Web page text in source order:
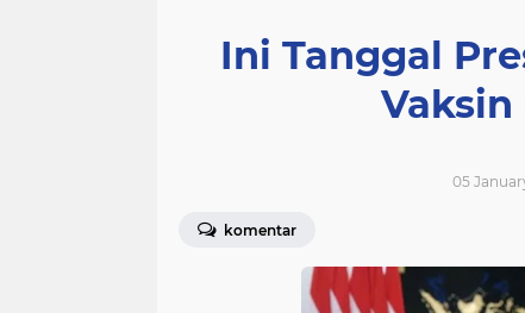
Ini Tanggal
Vaksin
05
komentar